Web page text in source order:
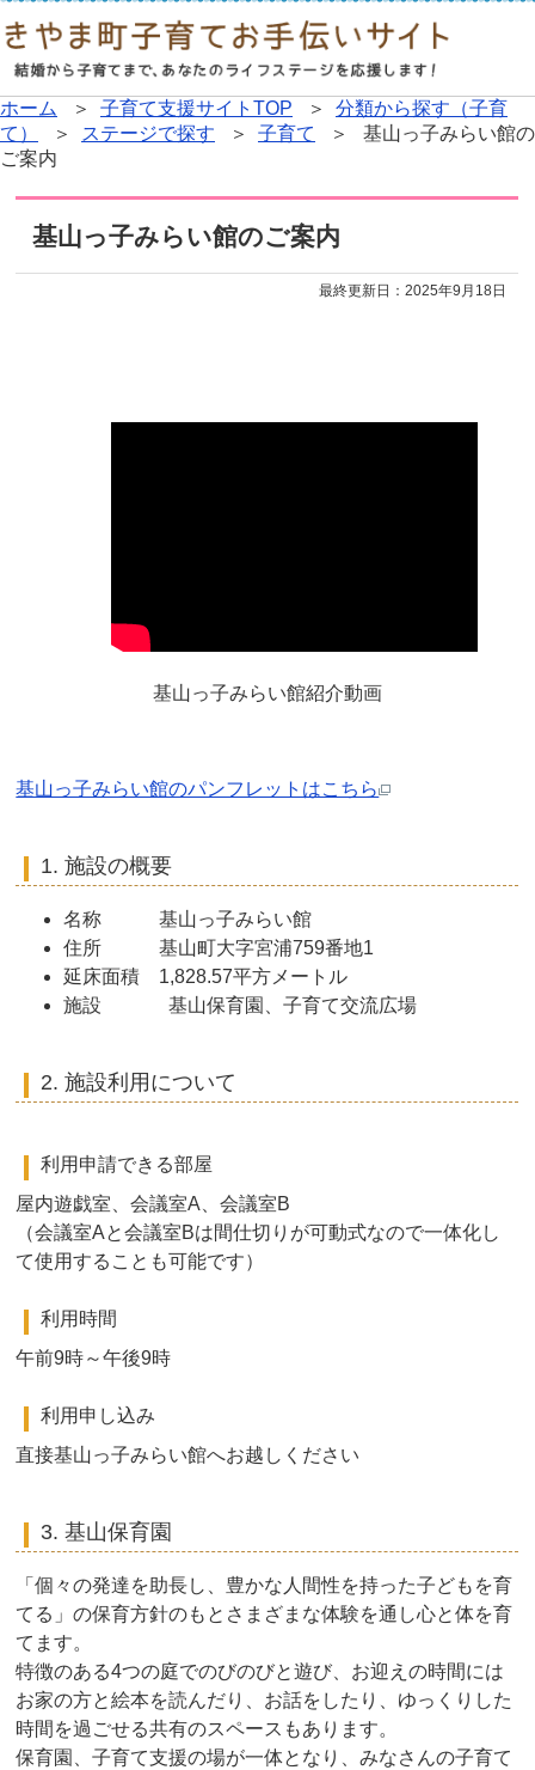
ホーム ＞ 子育て支援サイトTOP ＞ 分類から探す（子育
て）
＞ ステージで探す ＞ 子育て
＞ 基山っ子みらい館の
ご案内
基山っ子みらい館のご案内
最終更新日：2025年9月18日
基山っ子みらい館紹介動画
基山っ子みらい館のパンフレットはこちら
1. 施設の概要
名称 基山っ子みらい館
住所 基山町大字宮浦759番地1
延床面積 1,828.57平方メートル
施設 基山保育園、子育て交流広場
2. 施設利用について
利用申請できる部屋
屋内遊戯室、会議室A、会議室B
（会議室Aと会議室Bは間仕切りが可動式なので一体化し
て使用することも可能です）
利用時間
午前9時～午後9時
利用申し込み
直接基山っ子みらい館へお越しください
3. 基山保育園
「個々の発達を助長し、豊かな人間性を持った子どもを育
てる」の保育方針のもとさまざまな体験を通し心と体を育
てます。
特徴のある4つの庭でのびのびと遊び、お迎えの時間には
お家の方と絵本を読んだり、お話をしたり、ゆっくりした
時間を過ごせる共有のスペースもあります。
保育園、子育て支援の場が一体となり、みなさんの子育て